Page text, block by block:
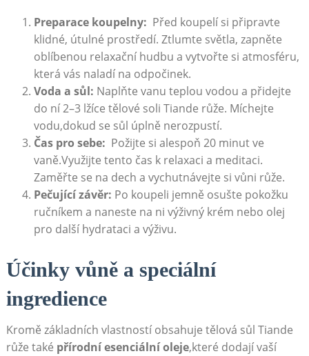
Preparace koupelny: ⁢ Před ⁢koupelí si ‌připravte
klidné, útulné prostředí. Ztlumte světla, ​zapněte
oblíbenou relaxační hudbu ‌a vytvořte si atmosféru,
která ‍vás ‌naladí na​ odpočinek.
Voda⁣ a sůl: Naplňte vanu teplou vodou a přidejte
do ní 2–3 lžíce ⁢tělové soli Tiande růže. Míchejte
vodu,dokud se sůl úplně nerozpustí.
Čas pro sebe: ‍ Požijte si ‍alespoň 20 minut ve
vaně.Využijte tento čas k relaxaci ⁤a meditaci.
Zaměřte se na dech a ​vychutnávejte ⁢si ⁤vůni ⁢růže.
Pečující závěr: Po koupeli jemně osušte pokožku
ručníkem a naneste na ni výživný krém ‍nebo olej
pro další hydrataci a výživu.
Účinky vůně a speciální
ingredience
Kromě základních vlastností obsahuje ⁣tělová sůl Tiande
růže také přírodní esenciální⁣ oleje,které ​dodají​ vaší